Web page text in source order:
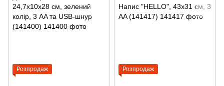
Розпродаж Розпродаж